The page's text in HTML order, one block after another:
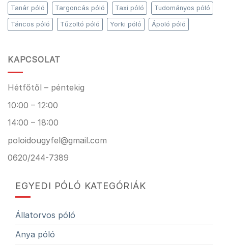
Tanár póló Targoncás póló Taxi póló Tudományos póló
Táncos póló Tűzoltó póló Yorki póló Ápoló póló
KAPCSOLAT
Hétfőtől – péntekig
10:00 – 12:00
14:00 – 18:00
poloidougyfel@gmail.com
0620/244-7389
EGYEDI PÓLÓ KATEGÓRIÁK
Állatorvos póló
Anya póló